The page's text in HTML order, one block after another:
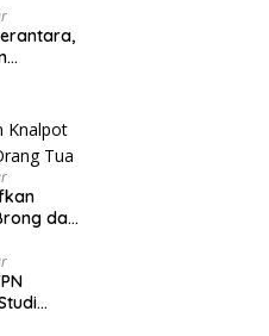
Tata
dan